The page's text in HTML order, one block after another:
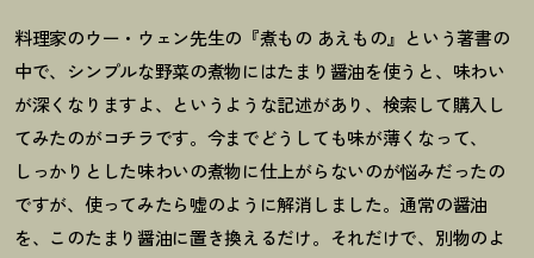
料理家のウー・ウェン先生の『煮もの あえもの』という著書の
中で、シンプルな野菜の煮物にはたまり醤油を使うと、味わい
が深くなりますよ、というような記述があり、検索して購入し
てみたのがコチラです。今までどうしても味が薄くなって、
しっかりとした味わいの煮物に仕上がらないのが悩みだったの
ですが、使ってみたら嘘のように解消しました。通常の醤油
を、このたまり醤油に置き換えるだけ。それだけで、別物のよ